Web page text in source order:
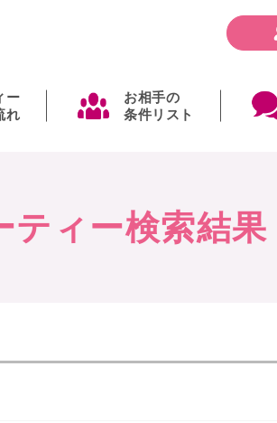
ー
れ
お相手の
条件リスト
ティー検索結果